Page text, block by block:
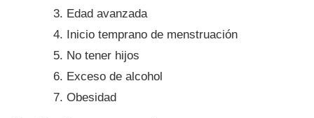
Edad avanzada
Inicio temprano de menstruación
No tener hijos
Exceso de alcohol
Obesidad